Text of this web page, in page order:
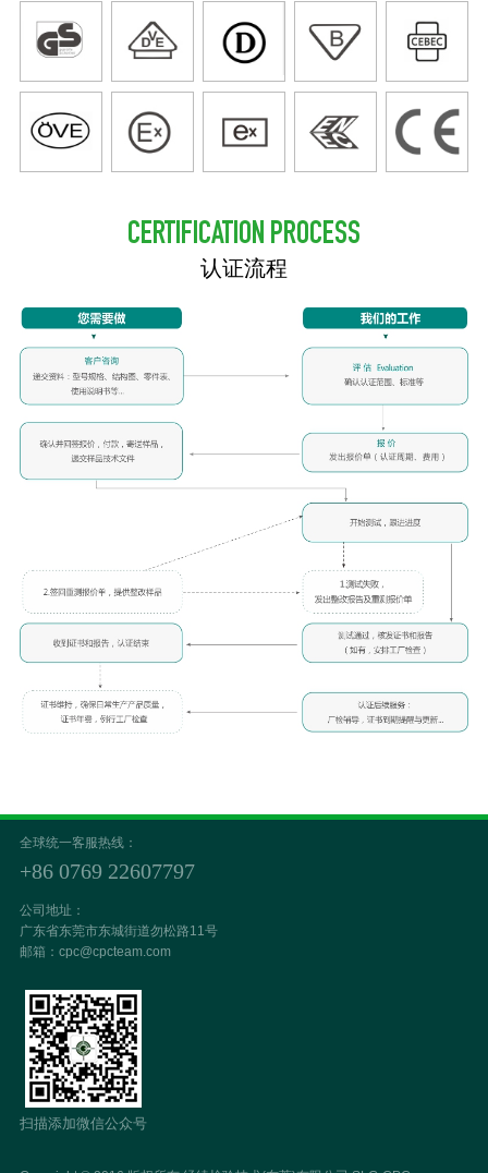
CERTIFICATION PROCESS
认证流程
全球统一客服热线：
+86 0769 22607797
公司地址：
广东省东莞市东城街道勿松路11号
邮箱：cpc@cpcteam.com
扫描添加微信公众号